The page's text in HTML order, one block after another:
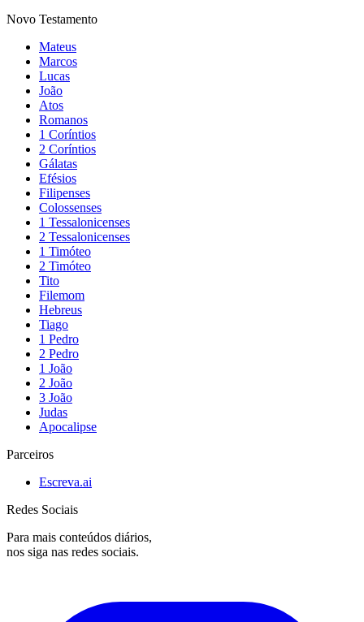
Novo Testamento
Mateus
Marcos
Lucas
João
Atos
Romanos
1 Coríntios
2 Coríntios
Gálatas
Efésios
Filipenses
Colossenses
1 Tessalonicenses
2 Tessalonicenses
1 Timóteo
2 Timóteo
Tito
Filemom
Hebreus
Tiago
1 Pedro
2 Pedro
1 João
2 João
3 João
Judas
Apocalipse
Parceiros
Escreva.ai
Redes Sociais
Para mais conteúdos diários,
nos siga nas redes sociais.